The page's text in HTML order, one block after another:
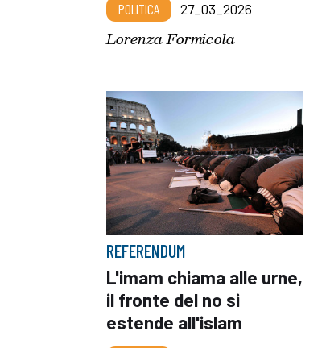
POLITICA 27_03_2026
Lorenza Formicola
REFERENDUM
L'imam chiama alle urne,
il fronte del no si
estende all'islam